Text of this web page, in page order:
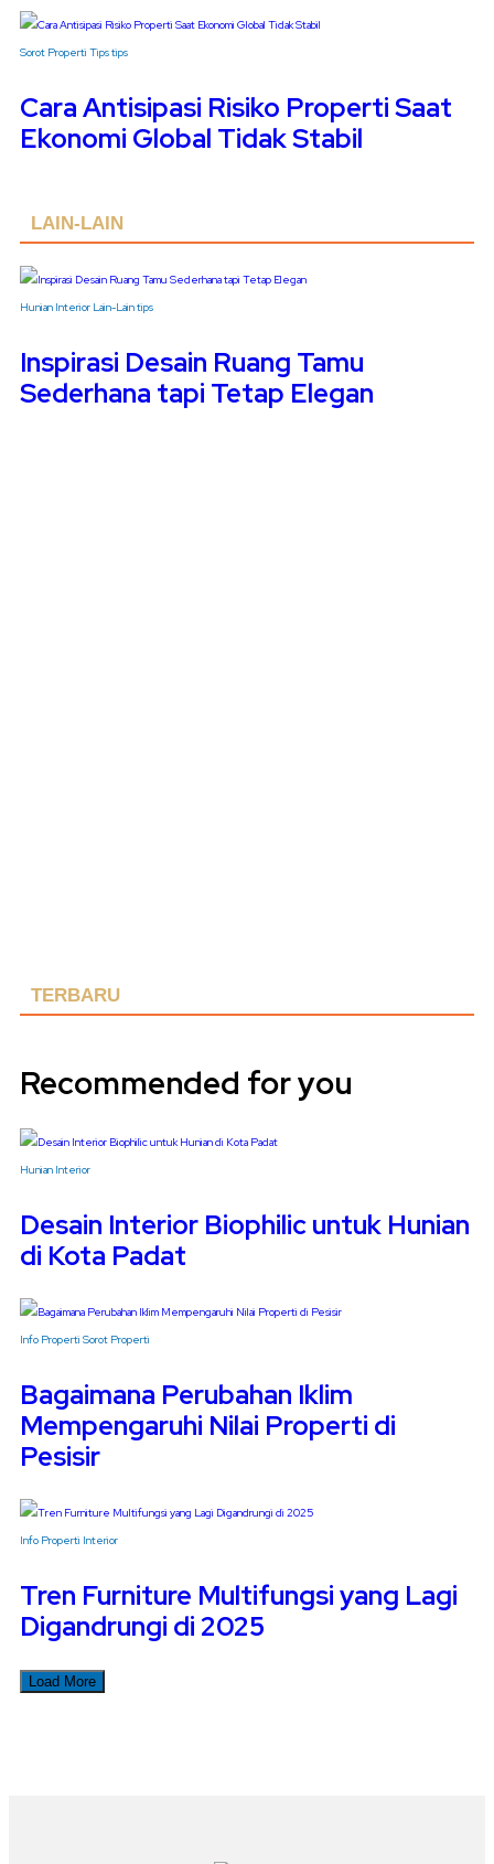
Sorot Properti Tipstips
Cara Antisipasi Risiko Properti Saat
Ekonomi Global Tidak Stabil
LAIN-LAIN
Hunian Interior Lain-Laintips
Inspirasi Desain Ruang Tamu
Sederhana tapi Tetap Elegan
TERBARU
Recommended for you
Hunian Interior
Desain Interior Biophilic untuk Hunian
di Kota Padat
Info Properti Sorot Properti
Bagaimana Perubahan Iklim
Mempengaruhi Nilai Properti di
Pesisir
Info Properti Interior
Tren Furniture Multifungsi yang Lagi
Digandrungi di 2025
Load More